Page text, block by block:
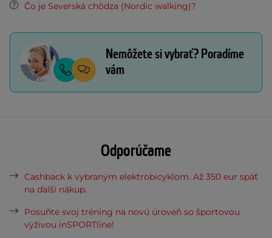
Čo je Severská chôdza (Nordic walking)?
Nemôžete si vybrať? Poradíme
vám
Odporúčame
Cashback k vybraným elektrobicyklom. Až 350 eur späť
na ďalší nákup.
Posuňte svoj tréning na novú úroveň so športovou
výživou inSPORTline!